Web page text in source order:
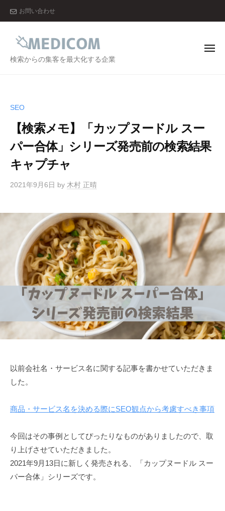
ン
お問い合わせ
メ
株
式
会
社
検索からの集客を最大化する企業
メ
SEO
【検索メモ】「カップヌードル スー
パー合体」シリーズ発売前の検索結果
キャプチャ
2021年9月6日 by 木村 正晴
以前会社名・サービス名に関する記事を書かせていただきま
した。
商品・サービス名を決める際にSEO観点から考慮すべき事項
今回はその事例としてぴったりなものがありましたので、取
り上げさせていただきました。
2021年9月13日に新しく発売される、「カップヌードル スー
パー合体」シリーズです。
デ
ィ
コ
株